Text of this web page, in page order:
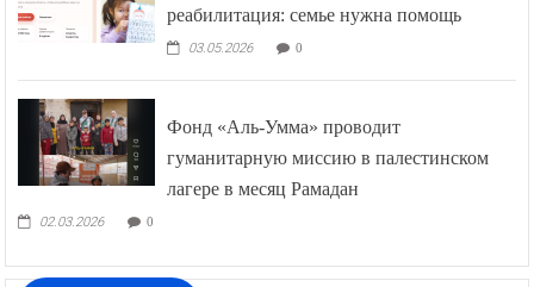
реабилитация: семье нужна помощь
03.05.2026 0
Фонд «Аль-Умма» проводит
гуманитарную миссию в палестинском
лагере в месяц Рамадан
02.03.2026 0